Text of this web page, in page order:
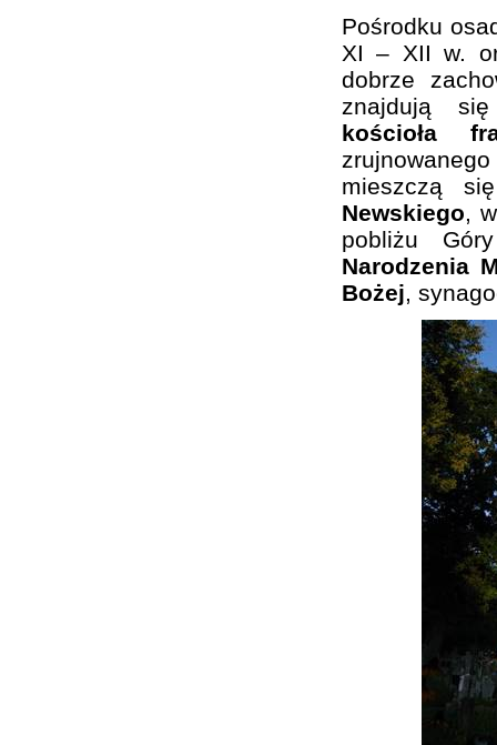
Pośrodku
XI – XII w.
dobrze
znajdują
kościoła
mieszczą
Newskiego,
pobliżu
Narodzenia
Bożej,